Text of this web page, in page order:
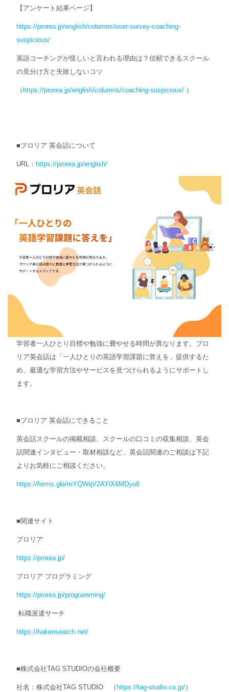
【アンケート結果ページ】
https://prorea.jp/english/columns/user-survey-coaching-
suspicious/
英語コーチングが怪しいと言われる理由は？信頼できるスクール
の見分け方と失敗しないコツ
（ https://prorea.jp/english/columns/coaching-suspicious/）
■プロリア 英会話について
URL： https://prorea.jp/english/
学習者一人ひとり目標や勉強に費やせる時間が異なります。プロ
リア英会話は「一人ひとりの英語学習課題に答えを」提供するた
め、最適な学習方法やサービスを見つけられるようにサポートし
ます。
■プロリア 英会話にできること
英会話スクールの掲載相談、スクールの口コミの収集相談、英会
話関連インタビュー・取材相談など、英会話関連のご相談は下記
よりお気軽にご相談ください。
https://forms.gle/mYQWqV2AYiX6MDyu8
■関連サイト
プロリア
https://prorea.jp/
プロリア プログラミング
https://prorea.jp/programming/
転職派遣サーチ
https://hakensearch.net/
■株式会社TAG STUDIOの会社概要
社名：株式会社TAG STUDIO （ https://tag-studio.co.jp/）